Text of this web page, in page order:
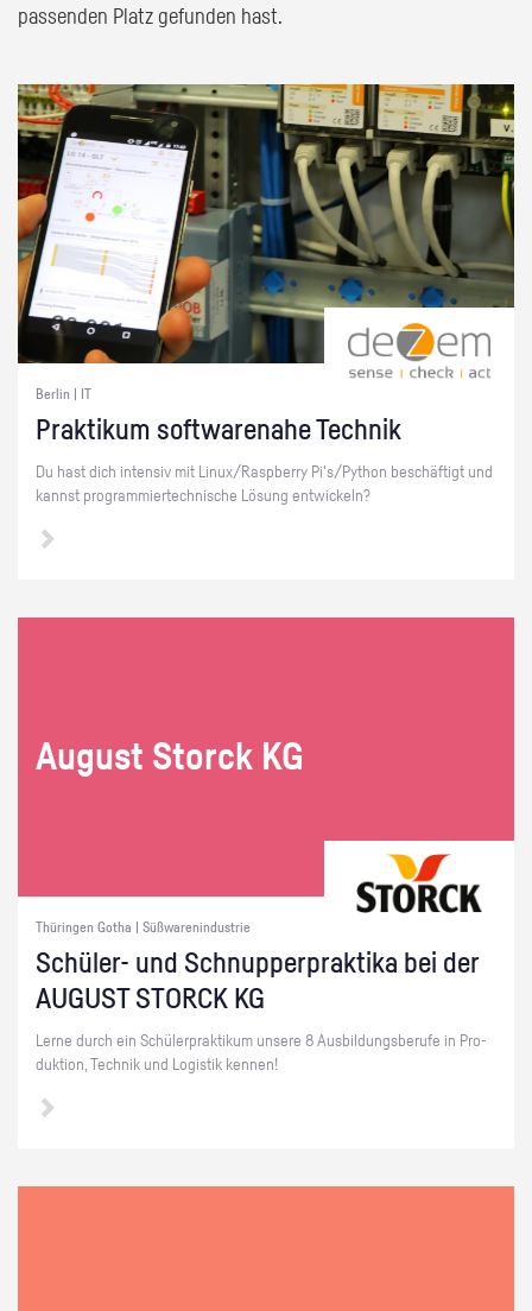
passenden Platz gefunden hast.
Berlin | IT
Prak­ti­kum soft­ware­na­he Tech­nik
Du hast dich in­ten­siv mit Linux/Raspber­ry Pi's/Py­thon be­schäf­tigt und
kannst pro­gram­mier­tech­ni­sche Lö­sung ent­wi­ckeln?
Au­gust Storck KG
Thüringen Gotha | Süßwarenindustrie
Schü­ler- und Schnup­per­prak­ti­ka bei der
AU­GUST STORCK KG
Lerne durch ein Schü­ler­prak­ti­kum un­se­re 8 Aus­bil­dungs­be­ru­fe in Pro­
duk­ti­on, Tech­nik und Lo­gis­tik ken­nen!